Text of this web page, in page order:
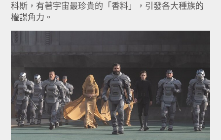
科斯，有著宇宙最珍貴的「香料」，引發各大種族的
權謀角力。